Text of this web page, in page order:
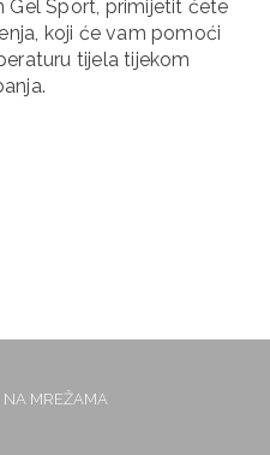
Gel Sport, primijetit ćete
koji će vam pomoći
tijela tijekom
NA MREŽAMA